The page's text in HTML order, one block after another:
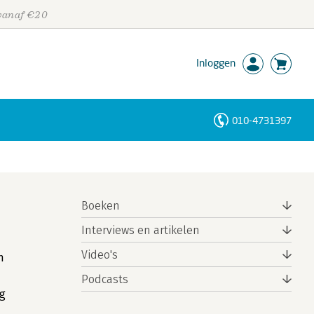
€20
Inloggen
010-4731397
Boeken
Interviews en artikelen
Video's
Podcasts
Personen